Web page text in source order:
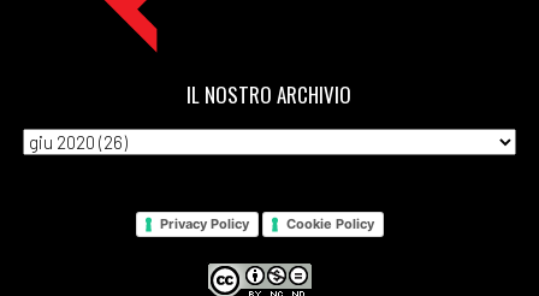
IL NOSTRO ARCHIVIO
Privacy Policy Cookie Policy